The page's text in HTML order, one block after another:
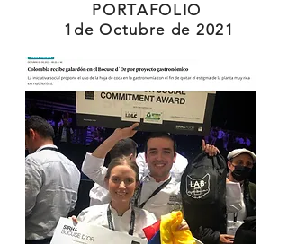
PORTAFOLIO
1de Octubre de 2021